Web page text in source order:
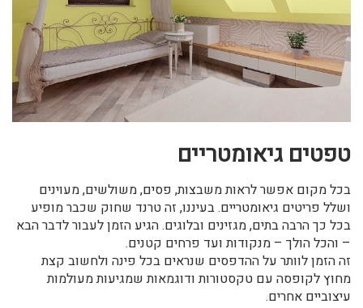
טפטים גיאומטריים
בכל מקום אפשר לראות משבצות, פסים, משולשים, מעוינים
ושלל פריטים גיאומטריים. בעיננו, זה טרנד שחוק שכבר מופיע
בכל כך הרבה בתים, מגזינים ובלוגים. הגיע הזמן לעבור לדבר הבא
– והכל הולך – מנקודות ועד פרחים קטנים.
זה הזמן לוותר על ההדפסים שנראים בכל פינה ולחשוב קצת
מחוץ לקופסה עם טקסטורות ודוגמאות שמגיעות מעולמות
עיצוביים אחרים.